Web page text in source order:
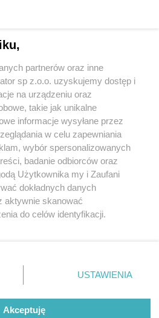
1 / 0
regulamin korzystania z portali
Skontakuj sięz nami
Kontakt
Wydawca
Redakcja
partnerów oraz inne
sp z.o.o. uzyskujemy dostęp i
na urządzeniu oraz
takie jak unikalne
informacje wysyłane przez
w celu zapewniania
wybór spersonalizowanych
badanie odbiorców oraz
Użytkownika my i Zaufani
dokładnych danych
aktywnie skanować
do celów identyfikacji.
przycisk ustawień prywatności
dolnym rogu strony
nie wymagają zgody
sprzeciwić się takiemu
USTAWIENIA
Akceptuję